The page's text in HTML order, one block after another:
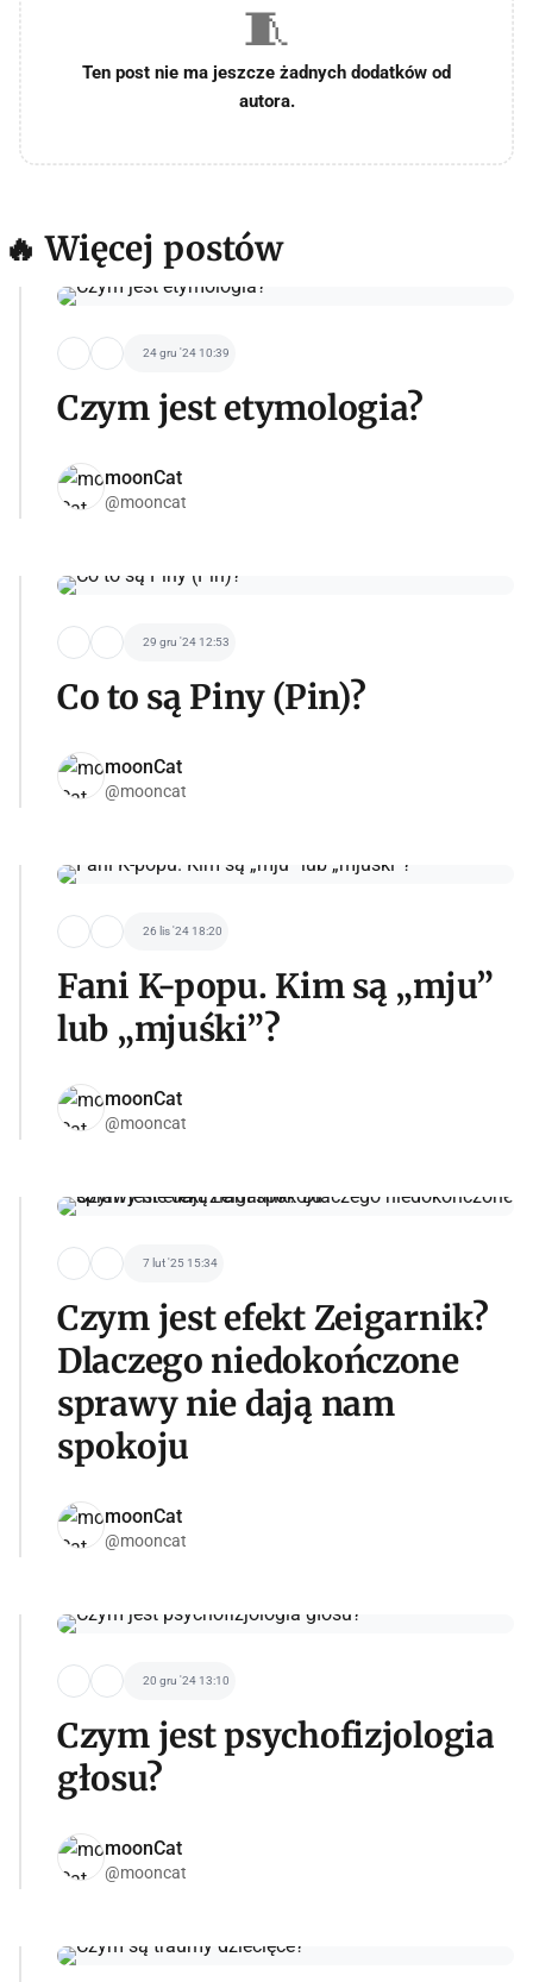
🧵
Ten post nie ma jeszcze żadnych dodatków od
autora.
🔥 Więcej postów
24 gru '24 10:39
Czym jest etymologia?
moonCat
@mooncat
29 gru '24 12:53
Co to są Piny (Pin)?
moonCat
@mooncat
26 lis '24 18:20
Fani K-popu. Kim są „mju”
lub „mjuśki”?
moonCat
@mooncat
7 lut '25 15:34
Czym jest efekt Zeigarnik?
Dlaczego niedokończone
sprawy nie dają nam
spokoju
moonCat
@mooncat
20 gru '24 13:10
Czym jest psychofizjologia
głosu?
moonCat
@mooncat